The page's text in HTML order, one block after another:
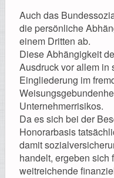
Auch das
die persönliche
einem Dritten ab.
Diese Abhängigkeit
Ausdruck vor allem in
Eingliederung im
Unternehmerrisikos.
Da es sich bei der
Honorarbasis
damit
handelt, ergeben sich
weitreichende